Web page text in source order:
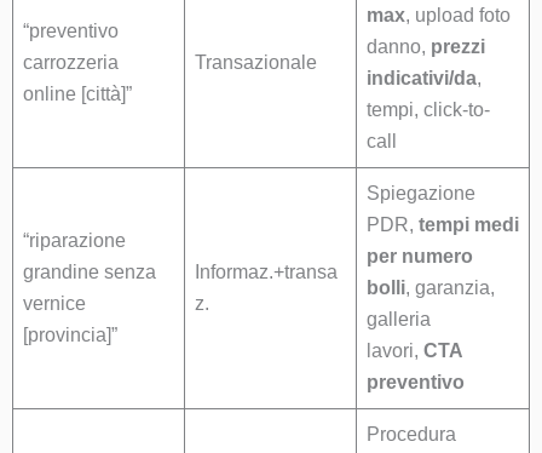
“preventivo
carrozzeria
online [città]”
Transazionale
max, upload foto
danno, prezzi
indicativi/da,
tempi, click-to-
call
“riparazione
grandine senza
vernice
[provincia]”
Informaz.+transa
z.
Spiegazione
PDR, tempi medi
per numero
bolli, garanzia,
galleria
lavori, CTA
preventivo
Procedura